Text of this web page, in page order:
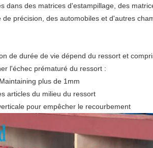
dans des matrices d'estampillage, des
précision, des automobiles et d'autres
de durée de vie dépend du ressort et
l'échec prématuré du ressort :
plus de 1mm
articles du milieu du ressort
pour empêcher le recourbement